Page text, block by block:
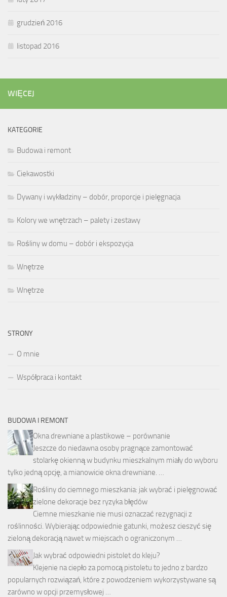
grudzień 2016
listopad 2016
WIĘCEJ
KATEGORIE
Budowa i remont
Ciekawostki
Dywany i wykładziny – dobór, proporcje i pielęgnacja
Kolory we wnętrzach – palety i zestawy
Rośliny w domu – dobór i ekspozycja
Wnętrze
Wnętrze
STRONY
O mnie
Współpraca i kontakt
BUDOWA I REMONT
Okna drewniane a plastikowe – porównanie
Jeszcze do niedawna osoby pragnące zamontować
stolarkę okienną w budynku mieszkalnym miały do wyboru
tylko jedną opcję, a mianowicie okna drewniane. …
Rośliny do ciemnego mieszkania: jak wybrać i pielęgnować
zielone dekoracje bez ryzyka błędów
Ciemne mieszkanie nie musi oznaczać rezygnacji z
roślinności. Wybierając odpowiednie gatunki, możesz cieszyć się
zieloną dekoracją nawet w miejscach o ograniczonym …
Jak wybrać odpowiedni pistolet do kleju?
Klejenie na ciepło za pomocą pistoletu to jedno z bardzo
popularnych rozwiązań, które z powodzeniem wykorzystywane są
zarówno w opcji przemysłowej …